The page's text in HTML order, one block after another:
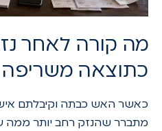
מה קורה לאחר
כתוצאה
כאשר האש כבתה וקיבלתם
מתברר שהנזק רחב יותר ממה